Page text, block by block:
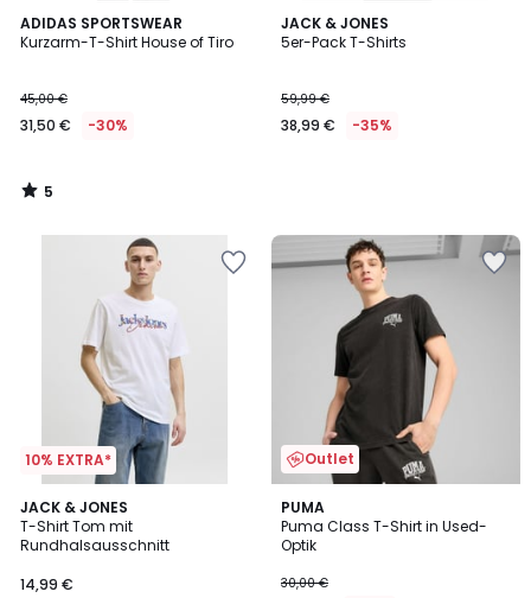
ADIDAS SPORTSWEAR
Kurzarm-T-Shirt House of Tiro
45,00 €
31,50 € -30%
5
/
5
/
JACK & JONES
5er-Pack T-Shirts
59,99 €
38,99 € -35%
10% EXTRA*
JACK & JONES
T-Shirt Tom mit
Rundhalsausschnitt
14,99 €
3
Farben
Outlet
PUMA
Puma Class T-Shirt in Used-
Optik
30,00 €